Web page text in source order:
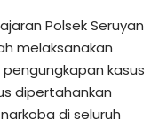
Polsek Seruyan
melaksanakan
kasus
dipertahankan
di seluruh